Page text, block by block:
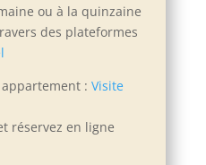
ou à la quinzaine
des plateformes
: Visite
réservez en ligne